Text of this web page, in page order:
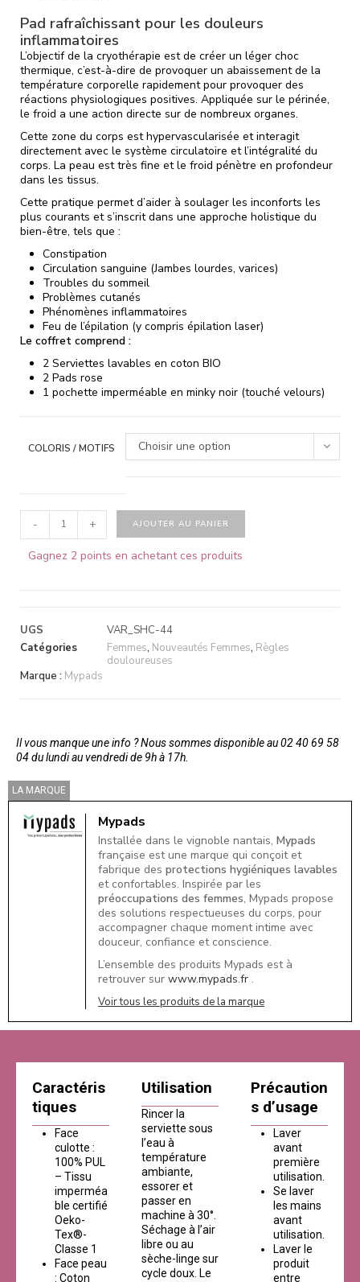
Pad rafraîchissant pour les douleurs
inflammatoires
L’objectif de la cryothérapie est de créer un léger choc
thermique, c’est-à-dire de provoquer un abaissement de la
température corporelle rapidement pour provoquer des
réactions physiologiques positives. Appliquée sur le périnée,
le froid a une action directe sur de nombreux organes.
Cette zone du corps est hypervascularisée et interagit
directement avec le système circulatoire et l’intégralité du
corps. La peau est très fine et le froid pénètre en profondeur
dans les tissus.
Cette pratique permet d’aider à soulager les inconforts les
plus courants et s’inscrit dans une approche holistique du
bien-être, tels que :
Constipation
Circulation sanguine (Jambes lourdes, varices)
Troubles du sommeil
Problèmes cutanés
Phénomènes inflammatoires
Feu de l’épilation (y compris épilation laser)
Le coffret comprend :
2 Serviettes lavables en coton BIO
2 Pads rose
1 pochette imperméable en minky noir (touché velours)
COLORIS / MOTIFS Choisir une option
- + AJOUTER AU PANIER
Gagnez 2 points en achetant ces produits
UGS
VAR_SHC-44
Catégories
Femmes, Nouveautés Femmes, Règles
douloureuses
Marque : Mypads
Il vous manque une info ? Nous sommes disponible au 02 40 69 58
04 du lundi au vendredi de 9h à 17h.
LA MARQUE
Mypads
Installée dans le vignoble nantais, Mypads
française est une marque qui conçoit et
fabrique des protections hygiéniques lavables
et confortables. Inspirée par les
préoccupations des femmes, Mypads propose
des solutions respectueuses du corps, pour
accompagner chaque moment intime avec
douceur, confiance et conscience.
L’ensemble des produits Mypads est à
retrouver sur www.mypads.fr .
Voir tous les produits de la marque
Caractéris
tiques
Face
culotte :
100% PUL
– Tissu
imperméa
ble certifié
Oeko-
Tex®-
Classe 1
Face peau
: Coton
Utilisation
Rincer la
serviette sous
l’eau à
température
ambiante,
essorer et
passer en
machine à 30°.
Séchage à l’air
libre ou au
sèche-linge sur
cycle doux. Le
Précaution
s d’usage
Laver
avant
première
utilisation.
Se laver
les mains
avant
utilisation.
Laver le
produit
entre